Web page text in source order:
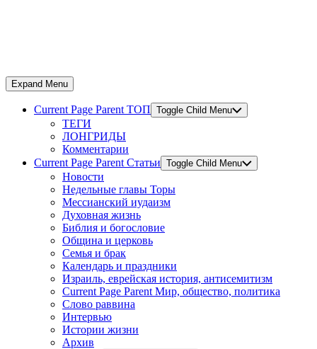
Expand Menu
Current Page Parent ТОП Toggle Child Menu
ТЕГИ
ЛОНГРИДЫ
Комментарии
Current Page Parent Статьи Toggle Child Menu
Новости
Недельные главы Торы
Мессианский иудаизм
Духовная жизнь
Библия и богословие
Община и церковь
Семья и брак
Календарь и праздники
Израиль, еврейская история, антисемитизм
Current Page Parent Мир, общество, политика
Слово раввина
Интервью
Истории жизни
Архив